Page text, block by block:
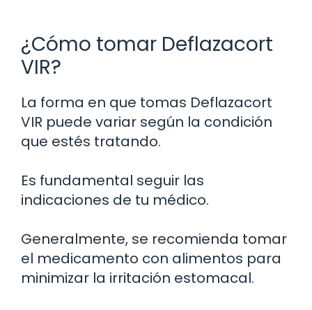
¿Cómo tomar Deflazacort
VIR?
La forma en que tomas Deflazacort
VIR puede variar según la condición
que estés tratando.
Es fundamental seguir las
indicaciones de tu médico.
Generalmente, se recomienda tomar
el medicamento con alimentos para
minimizar la irritación estomacal.